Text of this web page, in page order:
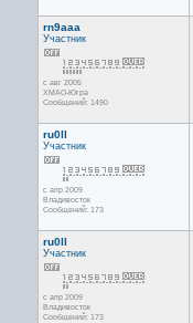
rn9aaa
Участник
с авг 2005
ХМАО-Югра
Сообщений: 1490
ru0ll
Участник
с апр 2009
Владивосток
Сообщений: 173
ru0ll
Участник
с апр 2009
Владивосток
Сообщений: 173